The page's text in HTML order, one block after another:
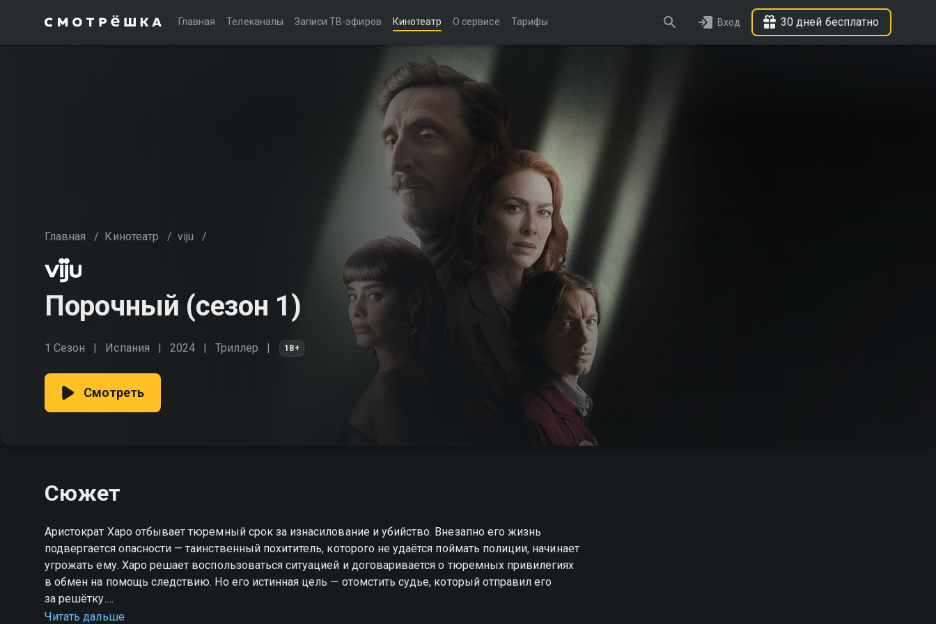
Главная Телеканалы Записи ТВ-эфиров Кинотеатр О сервисе Тарифы Вход 30 дней бесплатно
Главная / Кинотеатр / viju /
Порочный (сезон 1)
1 Сезон Испания 2024 Триллер 18+
Смотреть
Сюжет
Аристократ Харо отбывает тюремный срок за изнасилование и убийство. Внезапно его жизнь
подвергается опасности — таинственный похититель, которого не удаётся поймать полиции, начинает
угрожать ему. Харо решает воспользоваться ситуацией и договаривается о тюремных привилегиях
в обмен на помощь следствию. Но его истинная цель — отомстить судье, который отправил его
за решётку.
Читать дальше